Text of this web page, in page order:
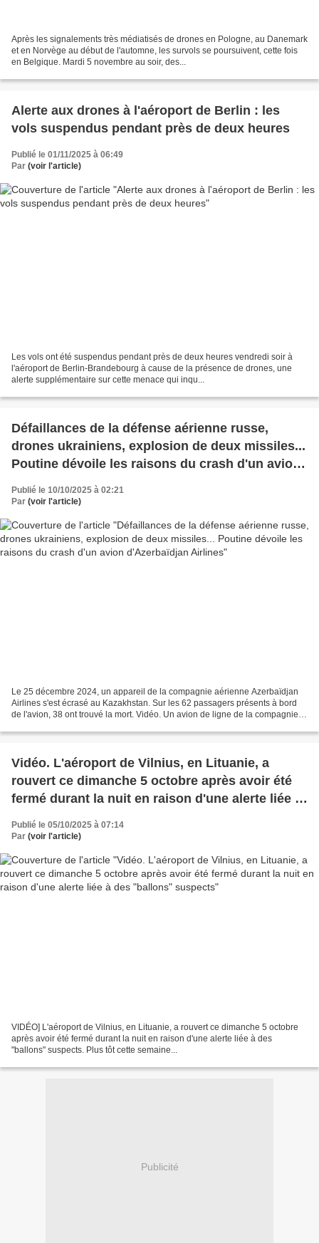
Après les signalements très médiatisés de drones en Pologne, au Danemark
et en Norvège au début de l'automne, les survols se poursuivent, cette fois
en Belgique. Mardi 5 novembre au soir, des...
Alerte aux drones à l'aéroport de Berlin : les
vols suspendus pendant près de deux heures
Publié le 01/11/2025 à 06:49
Par (voir l'article)
Les vols ont été suspendus pendant près de deux heures vendredi soir à
l'aéroport de Berlin-Brandebourg à cause de la présence de drones, une
alerte supplémentaire sur cette menace qui inqu...
Défaillances de la défense aérienne russe,
drones ukrainiens, explosion de deux missiles...
Poutine dévoile les raisons du crash d'un avion
Publié le 10/10/2025 à 02:21
Par (voir l'article)
Le 25 décembre 2024, un appareil de la compagnie aérienne Azerbaïdjan
Airlines s'est écrasé au Kazakhstan. Sur les 62 passagers présents à bord
de l'avion, 38 ont trouvé la mort. Vidéo. Un avion de ligne de la compagnie
Vidéo. L'aéroport de Vilnius, en Lituanie, a
rouvert ce dimanche 5 octobre après avoir été
fermé durant la nuit en raison d'une alerte liée à
des "ballons" suspects
Publié le 05/10/2025 à 07:14
Par (voir l'article)
VIDÉO] L'aéroport de Vilnius, en Lituanie, a rouvert ce dimanche 5 octobre
après avoir été fermé durant la nuit en raison d'une alerte liée à des
"ballons" suspects. Plus tôt cette semaine...
Publicité